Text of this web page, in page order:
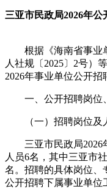
三亚市民政局2026年
根据《海南省事业
人社规〔2025〕2号）
2026年事业单位公开招
一、公开招聘岗位
（一）招聘岗位及
三亚市民政局2026
人员6名，其中三亚市
名。招聘的具体岗位、
公开招聘下属事业单位